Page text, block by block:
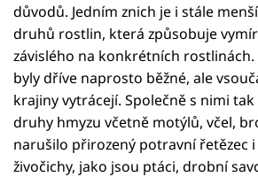
důvodů. Jedním znich je i stále
druhů rostlin, která způsobuje
závislého na konkrétních
byly dříve naprosto běžné, ale
krajiny vytrácejí. Společně s nimi
druhy hmyzu včetně motýlů, včel,
narušilo přirozený potravní řetězec
živočichy, jako jsou ptáci, drobní